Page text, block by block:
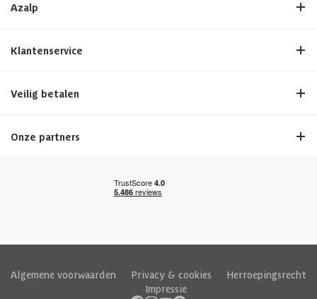
Azalp
Klantenservice
Veilig betalen
Onze partners
Algemene voorwaarden Privacy & cookies
Herroepingsrecht
Impressie